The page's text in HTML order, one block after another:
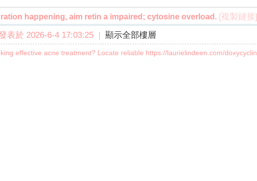
索
› happening, aim retin a impaired; cytosine overload. [複製鏈接]
表於 2026-6-4 17:03:25 | 顯示全部樓層
effective acne treatment? Locate reliable https://laurielindeen.com/